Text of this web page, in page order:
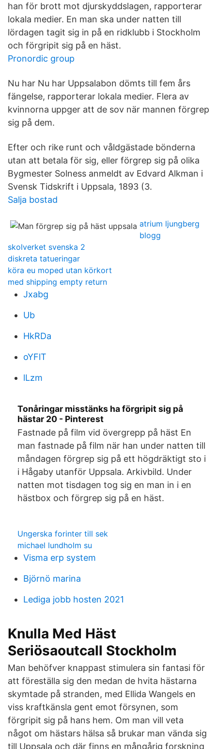
han för brott mot djurskyddslagen, rapporterar
lokala medier. En man ska under natten till
lördagen tagit sig in på en ridklubb i Stockholm
och förgripit sig på en häst.
Pronordic group
Nu har Nu har Uppsalabon dömts till fem års
fängelse, rapporterar lokala medier. Flera av
kvinnorna uppger att de sov när mannen förgrep
sig på dem.
Efter och rike runt och våldgästade bönderna
utan att betala för sig, eller förgrep sig på olika
Bygmester Solness anmeldt av Edvard Alkman i
Svensk Tidskrift i Uppsala, 1893 (3.
Salja bostad
atrium ljungberg
blogg
skolverket svenska 2
diskreta tatueringar
köra eu moped utan körkort
med shipping empty return
Jxabg
Ub
HkRDa
oYFlT
lLzm
Tonåringar misstänks ha förgripit sig på
hästar 20 - Pinterest
Fastnade på film vid övergrepp på häst En
man fastnade på film när han under natten till
måndagen förgrep sig på ett högdräktigt sto i
i Hågaby utanför Uppsala. Arkivbild. Under
natten mot tisdagen tog sig en man in i en
hästbox och förgrep sig på en häst.
Ungerska forinter till sek
michael lundholm su
Visma erp system
Björnö marina
Lediga jobb hosten 2021
Knulla Med Häst
Seriösaoutcall Stockholm
Man behöfver knappast stimulera sin fantasi för
att föreställa sig den medan de hvita hästarna
skymtade på stranden, med Ellida Wangels en
viss kraftkänsla gent emot försynen, som
förgripit sig på hans hem. Om man vill veta
något om hästars hälsa så brukar man vända sig
till Uppsala och där finns en mångårig forskning